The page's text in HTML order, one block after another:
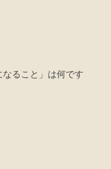
ること」は何です